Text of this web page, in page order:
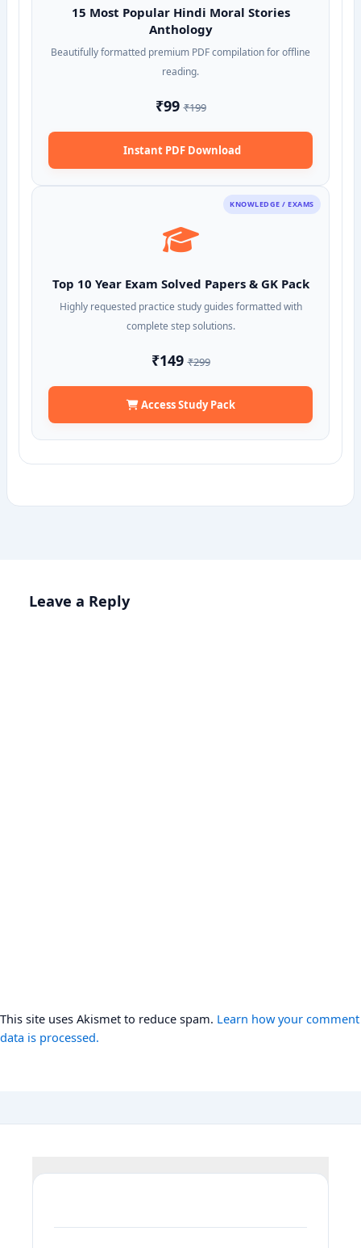
15 Most Popular Hindi Moral Stories
Anthology
Beautifully formatted premium PDF compilation for offline
reading.
₹99₹199
Instant PDF Download
KNOWLEDGE / EXAMS
Top 10 Year Exam Solved Papers & GK Pack
Highly requested practice study guides formatted with
complete step solutions.
₹149₹299
Access Study Pack
Leave a Reply
This site uses Akismet to reduce spam. Learn how your comment
data is processed.